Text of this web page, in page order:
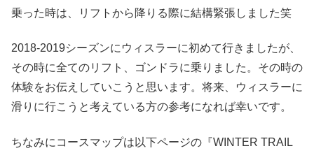
乗った時は、リフトから降りる際に結構緊張しました笑
2018-2019シーズンにウィスラーに初めて行きましたが、
その時に全てのリフト、ゴンドラに乗りました。その時の
体験をお伝えしていこうと思います。将来、ウィスラーに
滑りに行こうと考えている方の参考になれば幸いです。
ちなみにコースマップは以下ページの『WINTER TRAIL